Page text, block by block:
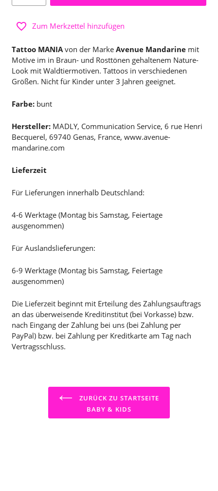
Zum Merkzettel hinzufügen
Tattoo MANIAvon der Marke Avenue Mandarine mit
Motive im in Braun- und Rosttönen gehaltenem Nature-
Look mit Waldtiermotiven. Tattoos in verschiedenen
Größen. Nicht für Kinder unter 3 Jahren geeignet.
Farbe: bunt
Hersteller: MADLY, Communication Service, 6 rue Henri
Becquerel, 69740 Genas, France, www.avenue-
mandarine.com
Lieferzeit
Für Lieferungen innerhalb Deutschland:
4-6 Werktage (Montag bis Samstag, Feiertage
ausgenommen)
Für Auslandslieferungen:
6-9 Werktage (Montag bis Samstag, Feiertage
ausgenommen)
Die Lieferzeit beginnt mit Erteilung des Zahlungsauftrags
an das überweisende Kreditinstitut (bei Vorkasse) bzw.
nach Eingang der Zahlung bei uns (bei Zahlung per
PayPal) bzw. bei Zahlung per Kreditkarte am Tag nach
Vertragsschluss.
ZURÜCK ZU STARTSEITE
BABY & KIDS